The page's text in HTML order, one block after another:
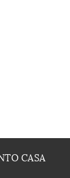
CASA